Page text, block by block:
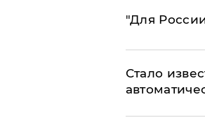
"Для
Стало